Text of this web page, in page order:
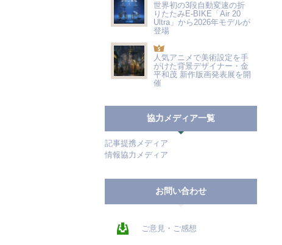
世界初の3段自動変速の折
りたたみE-BIKE「Air 20
Ultra」から2026年モデルが
登場
人気アニメで美術設定を手
がけた背景デザイナー・金
平和茂 新作版画発表展を開
催
協力メディア一覧
記事提携メディア
情報協力メディア
お問い合わせ
ご意見・ご感想